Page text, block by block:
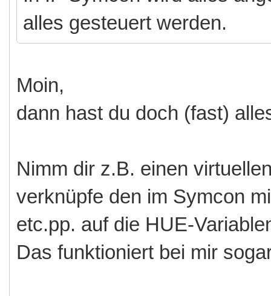
alles gesteuert werden.
Moin,
dann hast du doch (fast)
Nimm dir z.B. einen
verknüpfe den im Symcon
etc.pp. auf die HUE-
Das funktioniert bei mir